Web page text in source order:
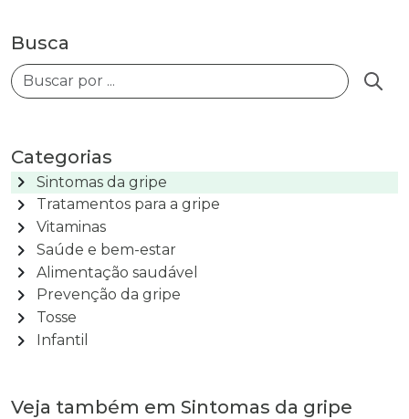
Busca
Categorias
chevron_right Sintomas da gripe
chevron_right Tratamentos para a gripe
chevron_right Vitaminas
chevron_right Saúde e bem-estar
chevron_right Alimentação saudável
chevron_right Prevenção da gripe
chevron_right Tosse
chevron_right Infantil
Veja também em Sintomas da gripe